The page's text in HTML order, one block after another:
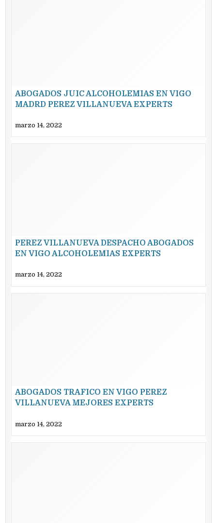
ABOGADOS JUIC ALCOHOLEMIAS EN VIGO
MADRD PEREZ VILLANUEVA EXPERTS
marzo 14, 2022
PEREZ VILLANUEVA DESPACHO ABOGADOS
EN VIGO ALCOHOLEMIAS EXPERTS
marzo 14, 2022
ABOGADOS TRAFICO EN VIGO PEREZ
VILLANUEVA MEJORES EXPERTS
marzo 14, 2022